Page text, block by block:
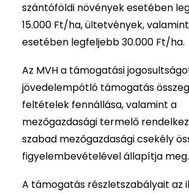
szántóföldi növények esetében
15.000 Ft/ha, ültetvények,
esetében legfeljebb 30.000 Ft/ha.
Az MVH a támogatási
jövedelempótló támogatás
feltételek fennállása, valamint a
mezőgazdasági termelő
szabad mezőgazdasági csekély
figyelembevételével állapítja meg.
A támogatás részletszabályait az